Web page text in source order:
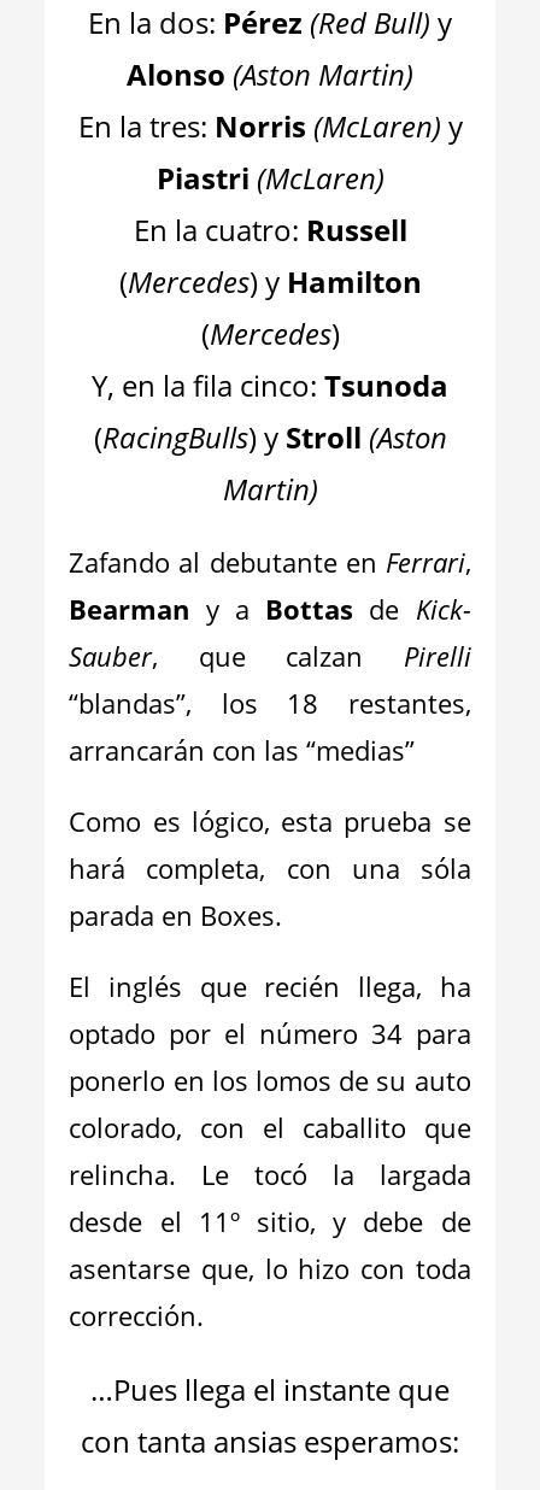
En la dos: Pérez (Red Bull) y
Alonso (Aston Martin)
En la tres: Norris (McLaren) y
Piastri (McLaren)
En la cuatro: Russell
(Mercedes) y Hamilton
(Mercedes)
Y, en la fila cinco: Tsunoda
(RacingBulls) y Stroll (Aston
Martin)
Zafando al debutante en Ferrari,
Bearman y a Bottas de Kick-
Sauber, que calzan Pirelli
“blandas”, los 18 restantes,
arrancarán con las “medias”
Como es lógico, esta prueba se
hará completa, con una sóla
parada en Boxes.
El inglés que recién llega, ha
optado por el número 34 para
ponerlo en los lomos de su auto
colorado, con el caballito que
relincha. Le tocó la largada
desde el 11º sitio, y debe de
asentarse que, lo hizo con toda
corrección.
…Pues llega el instante que
con tanta ansias esperamos: